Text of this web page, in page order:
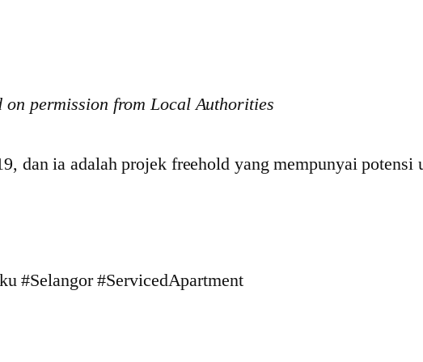
permission from Local Authorities
dan ia adalah projek freehold yang mempunyai
#Selangor #ServicedApartment